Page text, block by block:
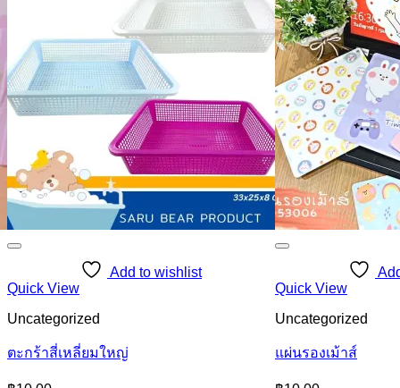
Add to wishlist
Quick View
Uncategorized
ตะกร้าสี่เหลี่ยมใหญ่
Quick View
Uncategorized
แผ่นรองเม้าส์